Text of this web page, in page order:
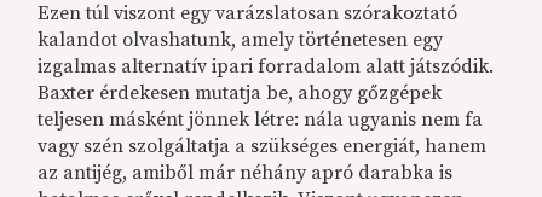
Ezen túl viszont egy varázslatosan szórakoztató
kalandot olvashatunk, amely történetesen egy
izgalmas alternatív ipari forradalom alatt játszódik.
Baxter érdekesen mutatja be, ahogy gőzgépek
teljesen másként jönnek létre: nála ugyanis nem fa
vagy szén szolgáltatja a szükséges energiát, hanem
az antijég, amiből már néhány apró darabka is